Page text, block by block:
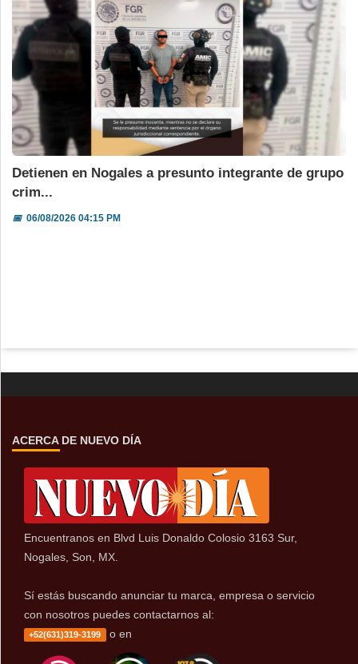
Detienen en Nogales a presunto integrante de grupo
crim...
📅06/08/2026 04:15 PM
ACERCA DE NUEVO DÍA
Encuentranos en Blvd Luis Donaldo Colosio 3163 Sur,
Nogales, Son, MX.
Sí estás buscando anunciar tu marca, empresa o servicio
con nosotros puedes contactarnos al:
+52(631)319-3199 o en